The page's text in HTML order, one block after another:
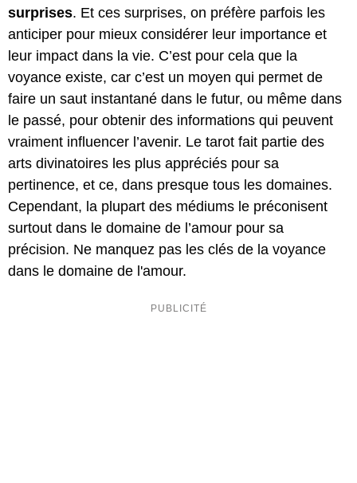
surprises. Et ces surprises, on préfère parfois les
anticiper pour mieux considérer leur importance et
leur impact dans la vie. C’est pour cela que la
voyance existe, car c’est un moyen qui permet de
faire un saut instantané dans le futur, ou même dans
le passé, pour obtenir des informations qui peuvent
vraiment influencer l’avenir. Le tarot fait partie des
arts divinatoires les plus appréciés pour sa
pertinence, et ce, dans presque tous les domaines.
Cependant, la plupart des médiums le préconisent
surtout dans le domaine de l’amour pour sa
précision. Ne manquez pas les clés de la voyance
dans le domaine de l'amour.